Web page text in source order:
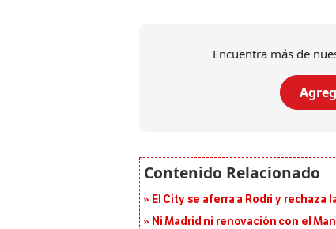
Encuentra más de
El City se aferra a Rodri y rechaza
Ni Madrid ni renovación con el